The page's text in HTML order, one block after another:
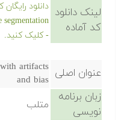
لینک دانلود
کد آماده
- کلیک کنید.
عنوان اصلی artifacts
and bias
زبان برنامه
نویسی
متلب